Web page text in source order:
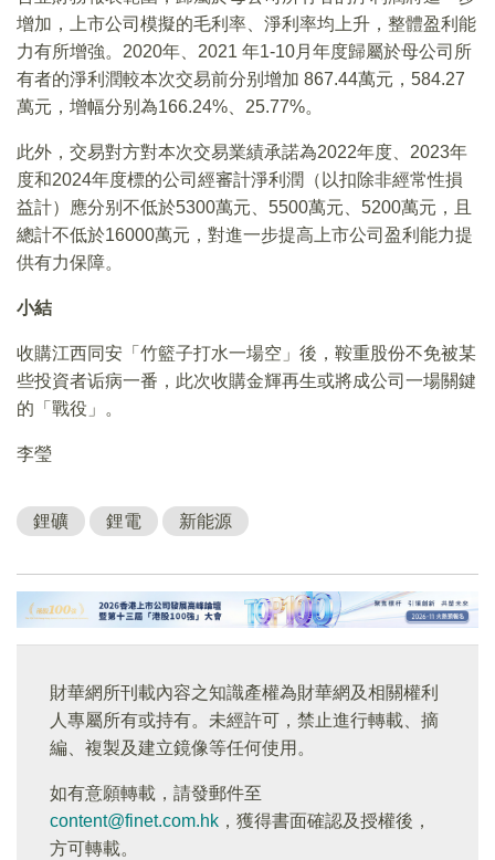
增加，上市公司模擬的毛利率、淨利率均上升，整體盈利能
力有所增強。2020年、2021 年1-10月年度歸屬於母公司所
有者的淨利潤較本次交易前分别增加 867.44萬元，584.27
萬元，增幅分别為166.24%、25.77%。
此外，交易對方對本次交易業績承諾為2022年度、2023年
度和2024年度標的公司經審計淨利潤（以扣除非經常性損
益計）應分别不低於5300萬元、5500萬元、5200萬元，且
總計不低於16000萬元，對進一步提高上市公司盈利能力提
供有力保障。
小結
收購江西同安「竹籃子打水一場空」後，鞍重股份不免被某
些投資者诟病一番，此次收購金輝再生或將成公司一場關鍵
的「戰役」。
李瑩
鋰礦 鋰電 新能源
財華網所刊載內容之知識產權為財華網及相關權利
人專屬所有或持有。未經許可，禁止進行轉載、摘
編、複製及建立鏡像等任何使用。
如有意願轉載，請發郵件至
content@finet.com.hk ，獲得書面確認及授權後，
方可轉載。